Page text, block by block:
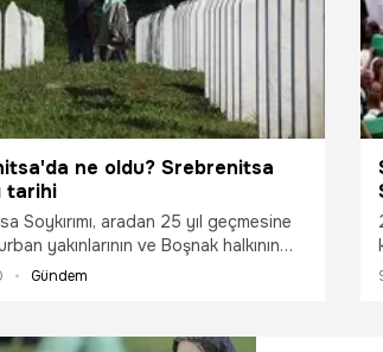
ne oldu? Srebrenitsa
tarihi
Soykırımı, aradan 25 yıl geçmesine
halkının
yarası olarak kalmayı sürdürüyor.
Gündem